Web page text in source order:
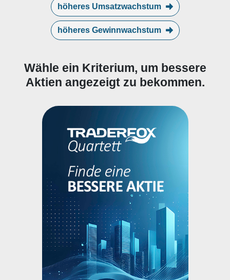
höheres Umsatzwachstum
höheres Gewinnwachstum
Wähle ein Kriterium, um bessere
Aktien angezeigt zu bekommen.